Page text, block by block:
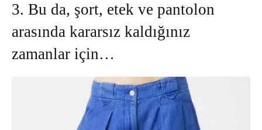
3. Bu da, şort, etek ve pantolon
arasında kararsız kaldığınız
zamanlar için…